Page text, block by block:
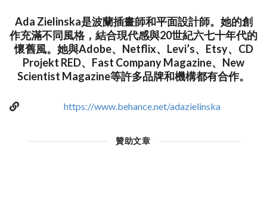
Ada Zielinska是波蘭插畫師和平面設計師。她的創
作充滿不同風格，結合現代感與20世紀六七十年代的
懷舊風。她與Adobe、Netflix、Levi’s、Etsy、CD
Projekt RED、Fast Company Magazine、New
Scientist Magazine等許多品牌和機構都有合作。
https://www.behance.net/adazielinska
贊助文章